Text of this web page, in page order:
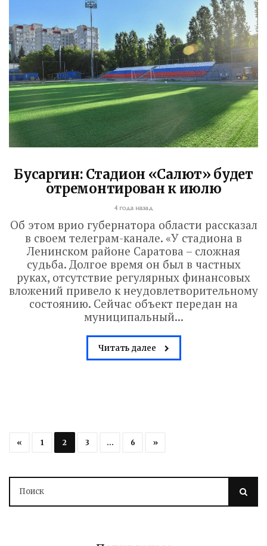
Бусаргин: Стадион «Салют» будет
отремонтирован к июлю
4 года назад
Об этом врио губернатора области рассказал
в своем телеграм-канале. «У стадиона в
Ленинском районе Саратова – сложная
судьба. Долгое время он был в частных
руках, отсутствие регулярных финансовых
вложений привело к неудовлетворительному
состоянию. Сейчас объект передан на
муниципальный...
Читать далее
« 1 2 3 … 6 »